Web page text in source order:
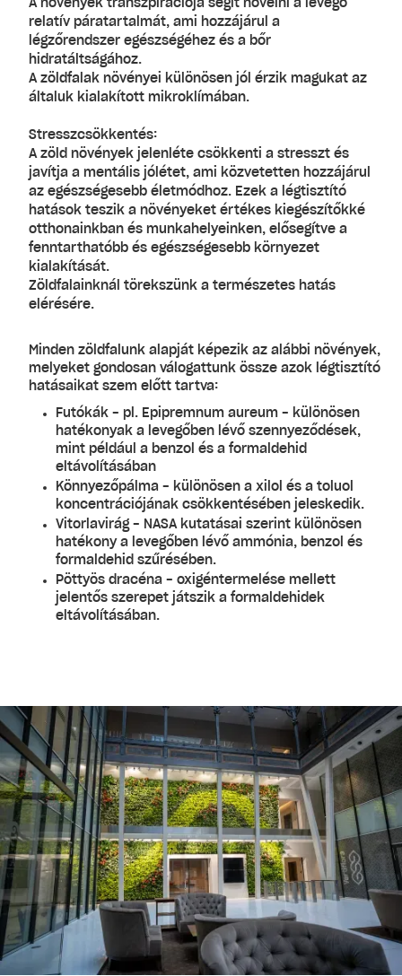
A növények transzpirációja segít növelni a levegő
relatív páratartalmát, ami hozzájárul a
légzőrendszer egészségéhez és a bőr
hidratáltságához.
A zöldfalak növényei különösen jól érzik magukat az
általuk kialakított mikroklímában.
Stresszcsökkentés:
A zöld növények jelenléte csökkenti a stresszt és
javítja a mentális jólétet, ami közvetetten hozzájárul
az egészségesebb életmódhoz. Ezek a légtisztító
hatások teszik a növényeket értékes kiegészítőkké
otthonainkban és munkahelyeinken, elősegítve a
fenntarthatóbb és egészségesebb környezet
kialakítását.
Zöldfalainknál törekszünk a természetes hatás
elérésére.
Minden zöldfalunk alapját képezik az alábbi növények,
melyeket gondosan válogattunk össze azok légtisztító
hatásaikat szem előtt tartva:
Futókák - pl. Epipremnum aureum - különösen
hatékonyak a levegőben lévő szennyeződések,
mint például a benzol és a formaldehid
eltávolításában
Könnyezőpálma - különösen a xilol és a toluol
koncentrációjának csökkentésében jeleskedik.
Vitorlavirág - NASA kutatásai szerint különösen
hatékony a levegőben lévő ammónia, benzol és
formaldehid szűrésében.
Pöttyös dracéna - oxigéntermelése mellett
jelentős szerepet játszik a formaldehidek
eltávolításában.